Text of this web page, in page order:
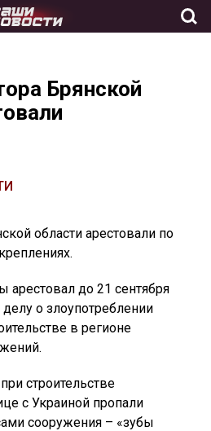
Брянской
области арестовали по
до 21 сентября
о злоупотреблении
в регионе
строительстве
с Украиной пропали
сооружения – «зубы